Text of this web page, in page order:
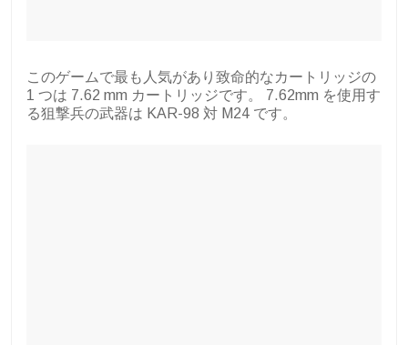
このゲームで最も人気があり致命的なカートリッジの
1 つは 7.62 mm カートリッジです。 7.62mm を使用す
る狙撃兵の武器は KAR-98 対 M24 です。